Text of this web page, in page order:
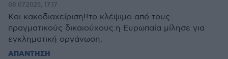
08.07.2025, 17:17
Και κακοδιαχείριση!!το κλέψιμο από τους
πραγματικούς δικαιούχους.η Ευρωπαία μίλησε για
εγκληματική οργάνωση.
ΑΠΑΝΤΗΣΗ